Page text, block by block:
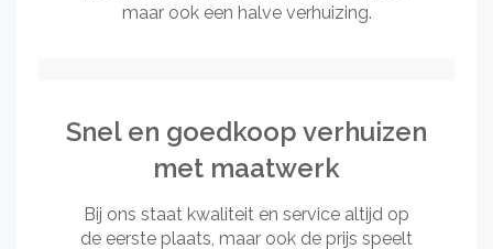
maar ook een halve verhuizing.
Snel en goedkoop verhuizen
met maatwerk
Bij ons staat kwaliteit en service altijd op
de eerste plaats, maar ook de prijs speelt